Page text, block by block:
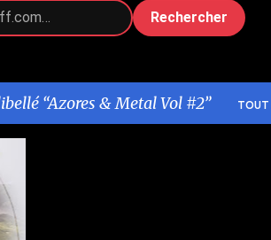
Rechercher
Azores & Metal Vol #2 TOUT